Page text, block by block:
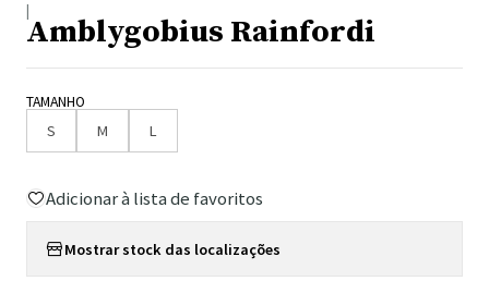
|
Amblygobius Rainfordi
TAMANHO
S M L
Adicionar à lista de favoritos
Mostrar stock das localizações